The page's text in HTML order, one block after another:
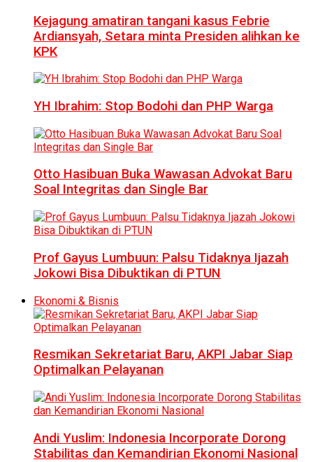
Kejagung amatiran tangani kasus Febrie
Ardiansyah, Setara minta Presiden alihkan ke
KPK
YH Ibrahim: Stop Bodohi dan PHP Warga
Otto Hasibuan Buka Wawasan Advokat Baru
Soal Integritas dan Single Bar
Prof Gayus Lumbuun: Palsu Tidaknya Ijazah
Jokowi Bisa Dibuktikan di PTUN
Ekonomi & Bisnis
Resmikan Sekretariat Baru, AKPI Jabar Siap
Optimalkan Pelayanan
Andi Yuslim: Indonesia Incorporate Dorong
Stabilitas dan Kemandirian Ekonomi Nasional